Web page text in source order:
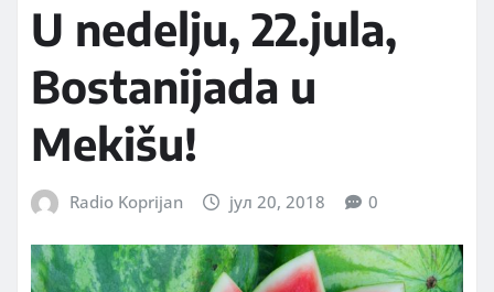
U nedelju, 22.jula,
Bostanijada u
Mekišu!
Radio Koprijan јул 20, 2018 0